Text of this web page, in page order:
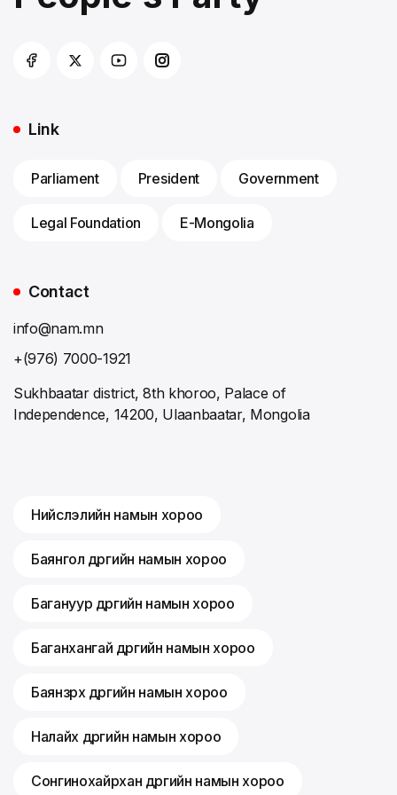
Link
Parliament President Government
Legal Foundation E-Mongolia
Contact
info@nam.mn
+(976) 7000-1921
Sukhbaatar district, 8th khoroo, Palace of
Independence, 14200, Ulaanbaatar, Mongolia
Нийслэлийн намын хороо
Баянгол дүүргийн намын хороо
Багануур дүүргийн намын хороо
Баганхангай дүүргийн намын хороо
Баянзүрх дүүргийн намын хороо
Налайх дүүргийн намын хороо
Сонгинохайрхан дүүргийн намын хороо